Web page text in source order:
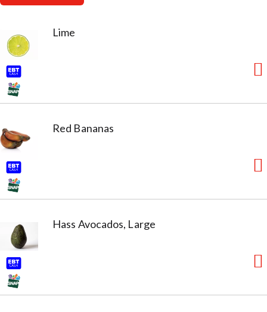
Lime
Red Bananas
Hass Avocados, Large